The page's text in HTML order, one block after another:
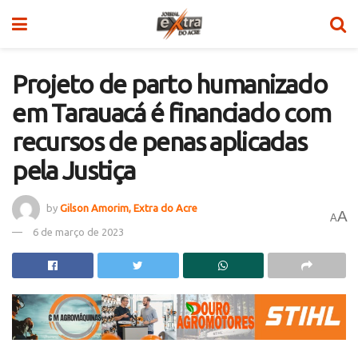
Projeto de parto humanizado
em Tarauacá é financiado com
recursos de penas aplicadas
pela Justiça
by Gilson Amorim, Extra do Acre
6 de março de 2023
AA